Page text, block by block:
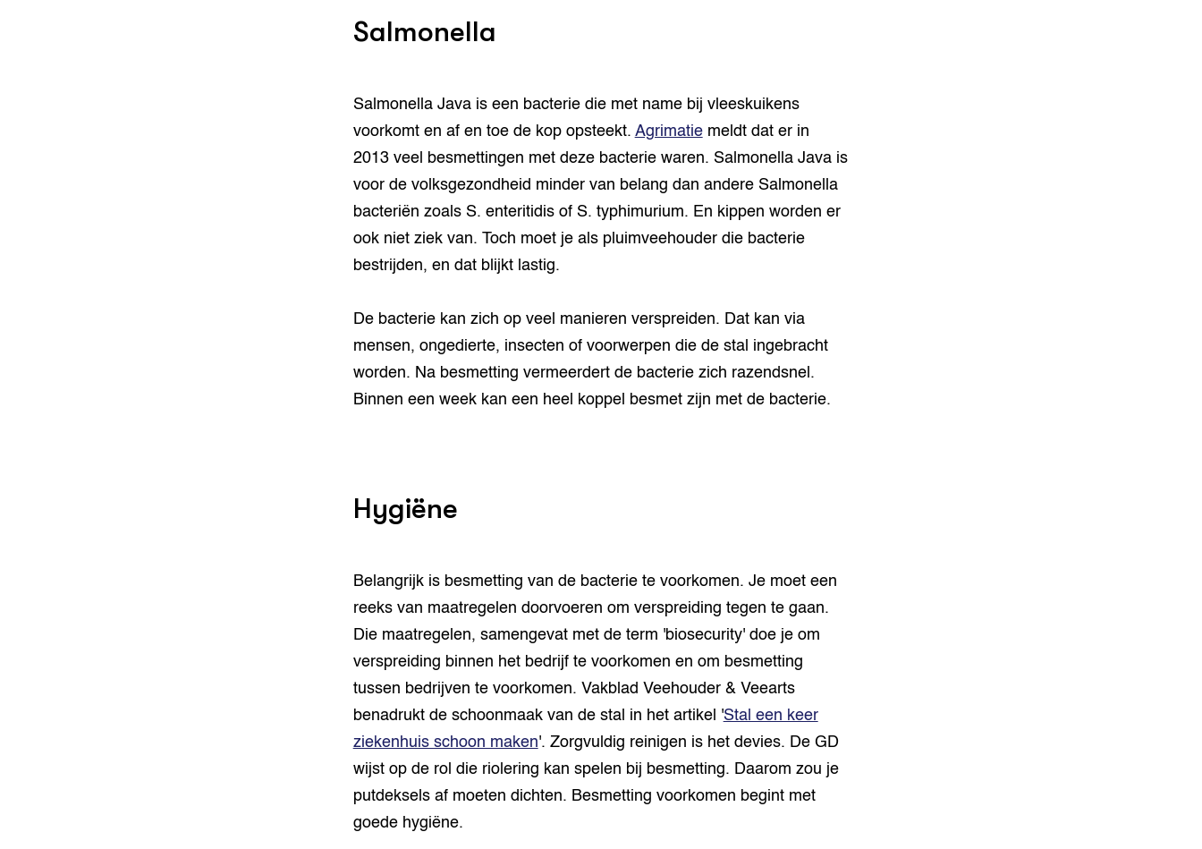
Salmonella
Salmonella Java is een bacterie die met name bij vleeskuikens
voorkomt en af en toe de kop opsteekt. Agrimatiemeldt dat er in
2013 veel besmettingen met deze bacterie waren. Salmonella Java is
voor de volksgezondheid minder van belang dan andere Salmonella
bacteriën zoals S. enteritidis of S. typhimurium. En kippen worden er
ook niet ziek van. Toch moet je als pluimveehouder die bacterie
bestrijden, en dat blijkt lastig.
De bacterie kan zich op veel manieren verspreiden. Dat kan via
mensen, ongedierte, insecten of voorwerpen die de stal ingebracht
worden. Na besmetting vermeerdert de bacterie zich razendsnel.
Binnen een week kan een heel koppel besmet zijn met de bacterie.
Hygiëne
Belangrijk is besmetting van de bacterie te voorkomen. Je moet een
reeks van maatregelen doorvoeren om verspreiding tegen te gaan.
Die maatregelen, samengevat met de term 'biosecurity' doe je om
verspreiding binnen het bedrijf te voorkomen en om besmetting
tussen bedrijven te voorkomen. Vakblad Veehouder & Veearts
benadrukt de schoonmaak van de stal in het artikel 'Stal een keer
ziekenhuis schoon maken'. Zorgvuldig reinigen is het devies. De GD
wijst op de rol die riolering kan spelen bij besmetting. Daarom zou je
putdeksels af moeten dichten. Besmetting voorkomen begint met
goede hygiëne.